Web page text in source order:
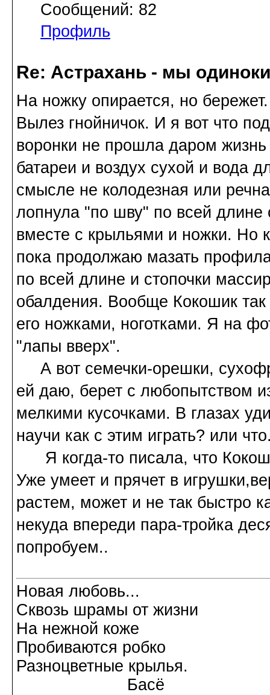
Сообщений: 82
Профиль
Re: Астрахань - мы
На ножку опирается, но
Вылез гнойничок. И я вот что
воронки не прошла даром жизнь
батареи и воздух сухой и вода
смысле не колодезная или
лопнула "по шву" по всей длине
вместе с крыльями и ножки. Но
пока продолжаю мазать
по всей длине и стопочки
обалдения. Вообще Кокошик так
его ножками, ноготками. Я на
"лапы вверх".
А вот семечки-орешки,
ей даю, берет с любопытством
мелкими кусочками. В глазах
научи как с этим играть? или
Я когда-то писала, что
Уже умеет и прячет в
растем, может и не так быстро
некуда впереди пара-тройка
попробуем..
Новая любовь...
Сквозь шрамы от жизни
На нежной коже
Пробиваются робко
Разноцветные крылья.
Басё